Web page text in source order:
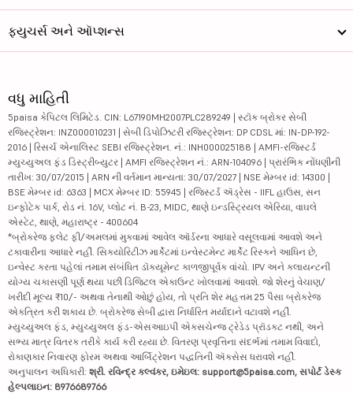
ફ્યુચર્સ અને ઑપ્શન્સ
વધુ માહિતી
5paisa કેપિટલ લિમિટેડ. CIN: L67190MH2007PLC289249 | સ્ટૉક બ્રોકર સેબી
રજિસ્ટ્રેશન: INZ000010231 | સેબી ડિપોઝિટરી રજિસ્ટ્રેશન: DP CDSL માં: IN-DP-192-
2016 | રિસર્ચ એનાલિસ્ટ SEBI રજિસ્ટ્રેશન. નં.: INH000025188 | AMFI-રજિસ્ટર્ડ
મ્યુચ્યુઅલ ફંડ ડિસ્ટ્રીબ્યુટર | AMFI રજિસ્ટ્રેશન નં.: ARN-104096 | પ્રારંભિક નોંધણીની
તારીખ: 30/07/2015 | ARN ની વર્તમાન માન્યતા: 30/07/2027 | NSE મેમ્બર id: 14300 |
BSE મેમ્બર id: 6363 | MCX મેમ્બર ID: 55945 | રજિસ્ટર્ડ ઍડ્રેસ - IIFL હાઉસ, સન
ઇન્ફોટેક પાર્ક, રોડ નં. 16V, પ્લોટ નં. B-23, MIDC, થાણે ઇન્ડસ્ટ્રિયલ એરિયા, વાઘલે
એસ્ટેટ, થાણે, મહારાષ્ટ્ર - 400604
*બ્રોકરેજ ફ્લેટ ફી/અમલમાં મુકવામાં આવેલ ઑર્ડરના આધારે વસૂલવામાં આવશે અને
ટકાવારીના આધારે નહીં. સિક્યોરિટીઝ માર્કેટમાં ઇન્વેસ્ટમેન્ટ માર્કેટ રિસ્કને આધિન છે,
ઇન્વેસ્ટ કરતા પહેલાં તમામ સંબંધિત ડૉક્યૂમેન્ટ કાળજીપૂર્વક વાંચો. IPV અને ક્લાયન્ટની
યોગ્ય ચકાસણી પૂર્ણ થયા પછી ડિજિટલ એકાઉન્ટ ખોલવામાં આવશે. જો શેરનું વેચાણ/
ખરીદી મૂલ્ય ₹10/- અથવા તેનાથી ઓછું હોય, તો પ્રતિ શેર મહત્તમ 25 પૈસા બ્રોકરેજ
એકત્રિત કરી શકાય છે. બ્રોકરેજ સેબી દ્વારા નિર્ધારિત મર્યાદાને વટાવશે નહીં.
મ્યુચ્યુઅલ ફંડ, મ્યુચ્યુઅલ ફંડ-એસઆઇપી એક્સચેન્જ ટ્રેડેડ પ્રૉડક્ટ નથી, અને
સભ્ય માત્ર વિતરક તરીકે કાર્ય કરી રહ્યા છે. વિતરણ પ્રવૃત્તિના સંદર્ભમાં તમામ વિવાદો,
રોકાણકાર નિવારણ ફોરમ અથવા આર્બિટ્રેશન પદ્ધતિની ઍક્સેસ ધરાવશે નહીં.
અનુપાલન અધિકારી: શ્રી. રવિન્દ્ર કલ્વંકર, ઇમેઇલ: support@5paisa.com, સપોર્ટ ડેસ્ક
હેલ્પલાઇન: 8976689766